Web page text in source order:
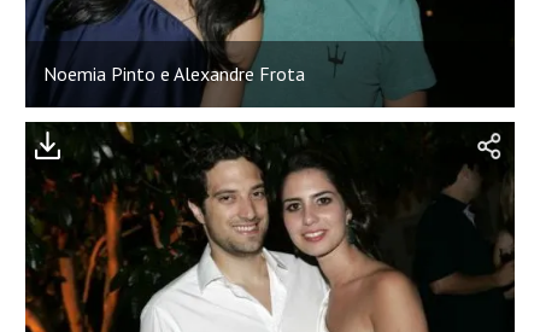
Noemia Pinto e Alexandre Frota